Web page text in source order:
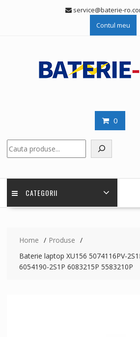
service@baterie-
Contul meu
0
CATEGORII
Home
Produse
Baterie laptop XU156 5074116PV-
6054190-2S1P 6083215P 5583210P